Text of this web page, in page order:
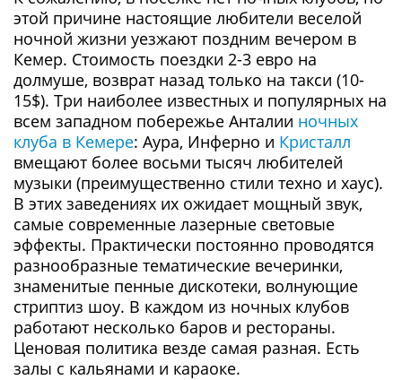
этой причине настоящие любители веселой
ночной жизни уезжают поздним вечером в
Кемер. Стоимость поездки 2-3 евро на
долмуше, возврат назад только на такси (10-
15$). Три наиболее известных и популярных на
всем западном побережье Анталии ночных
клуба в Кемере: Аура, Инферно и Кристалл
вмещают более восьми тысяч любителей
музыки (преимущественно стили техно и хаус).
В этих заведениях их ожидает мощный звук,
самые современные лазерные световые
эффекты. Практически постоянно проводятся
разнообразные тематические вечеринки,
знаменитые пенные дискотеки, волнующие
стриптиз шоу. В каждом из ночных клубов
работают несколько баров и рестораны.
Ценовая политика везде самая разная. Есть
залы с кальянами и караоке.